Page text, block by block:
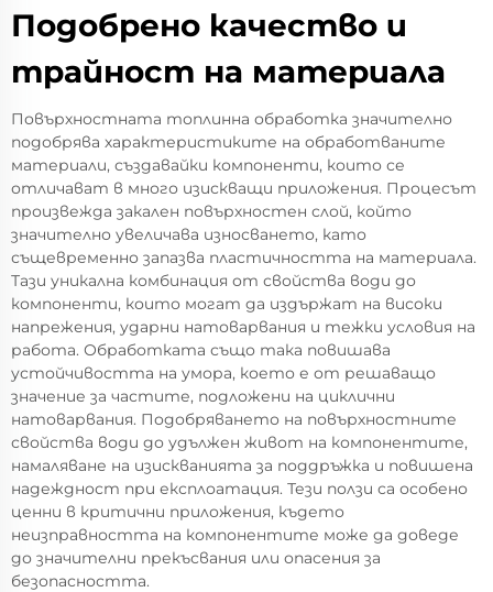
Подобрено качество и
трайност на материала
Повърхностната топлинна обработка значително
подобрява характеристиките на обработваните
материали, създавайки компоненти, които се
отличават в много изискващи приложения. Процесът
произвежда закален повърхностен слой, който
значително увеличава износването, като
същевременно запазва пластичността на материала.
Тази уникална комбинация от свойства води до
компоненти, които могат да издържат на високи
напрежения, ударни натоварвания и тежки условия на
работа. Обработката също така повишава
устойчивостта на умора, което е от решаващо
значение за частите, подложени на циклични
натоварвания. Подобряването на повърхностните
свойства води до удължен живот на компонентите,
намаляване на изискванията за поддръжка и повишена
надеждност при експлоатация. Тези ползи са особено
ценни в критични приложения, където
неизправността на компонентите може да доведе
до значителни прекъсвания или опасения за
безопасността.